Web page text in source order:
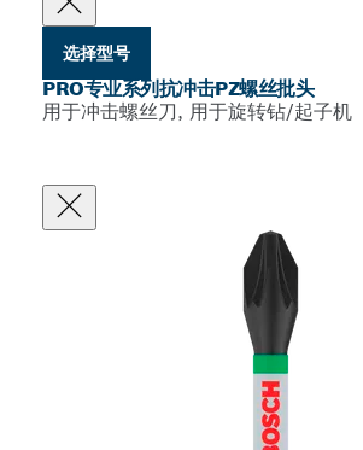
选择型号
PRO专业系列抗冲击PZ螺丝批头
用于冲击螺丝刀, 用于旋转钻/起子机